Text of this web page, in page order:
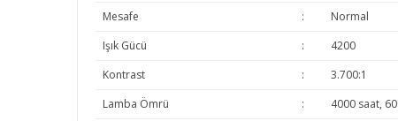
Mesafe
:
Normal
Işık Gücü
:
4200
Kontrast
:
3.700:1
Lamba Ömrü
:
4000 saat,